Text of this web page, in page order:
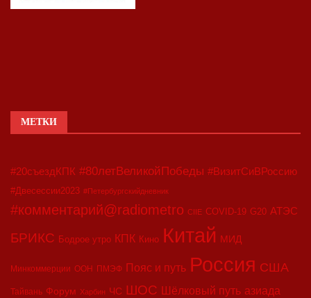
МЕТКИ
#20съездКПК #80летВеликойПобеды #ВизитСиВРоссию
#Двесессии2023 #Петербургскийдневник
#комментарий@radiometro CIIE COVID-19 G20 АТЭС
БРИКС Бодрое утро КПК Кино Китай МИД
Минкоммерции ООН ПМЭФ Пояс и путь Россия США
Тайвань Форум Харбин ЧС ШОС Шёлковый путь азиада